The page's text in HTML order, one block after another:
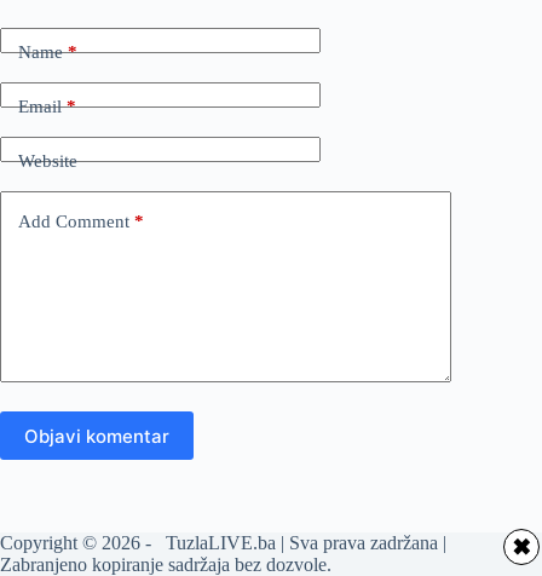
Name*
Email*
Website
Add Comment *
Objavi komentar
Copyright © 2026 - TuzlaLIVE.ba | Sva prava zadržana |
Zabranjeno kopiranje sadržaja bez dozvole.
✖